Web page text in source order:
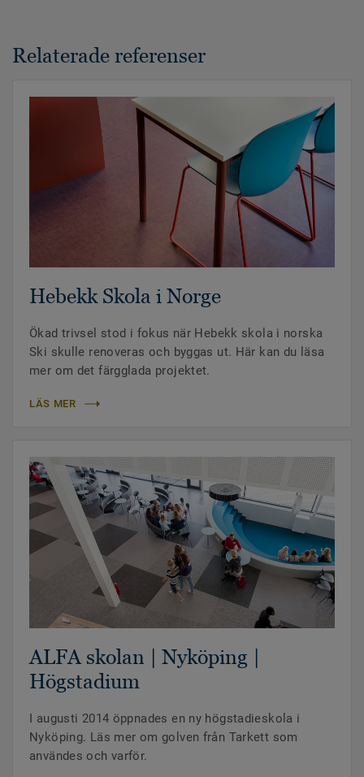
Relaterade referenser
Hebekk Skola i Norge
Ökad trivsel stod i fokus när Hebekk skola i norska
Ski skulle renoveras och byggas ut. Här kan du läsa
mer om det färgglada projektet.
LÄS MER
ALFA skolan | Nyköping |
Högstadium
I augusti 2014 öppnades en ny högstadieskola i
Nyköping. Läs mer om golven från Tarkett som
användes och varför.